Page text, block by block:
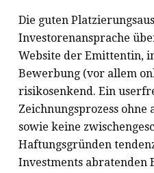
Die guten
Investorenansprache
Website der Emittentin,
Bewerbung (vor allem
risikosenkend. Ein
Zeichnungsprozess
sowie keine
Haftungsgründen
Investments abratenden